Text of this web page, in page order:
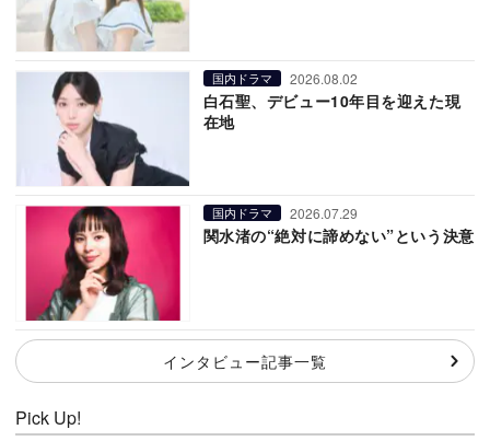
国内ドラマ 2026.08.02
白石聖、デビュー10年目を迎えた現
在地
国内ドラマ 2026.07.29
関水渚の“絶対に諦めない”という決意
インタビュー記事一覧
Pick Up!